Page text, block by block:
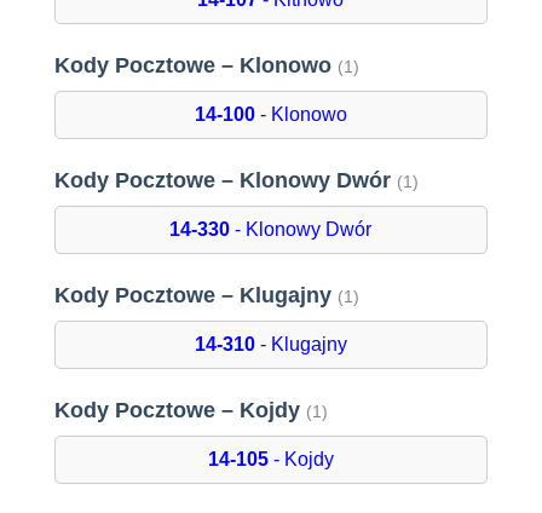
Kody Pocztowe – Klonowo (1)
14-100- Klonowo
Kody Pocztowe – Klonowy Dwór (1)
14-330 - Klonowy Dwór
Kody Pocztowe – Klugajny (1)
14-310- Klugajny
Kody Pocztowe – Kojdy (1)
14-105- Kojdy